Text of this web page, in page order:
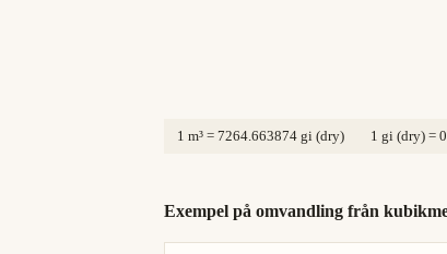
1 m³ = 7264.663874 gi (dry) 1 gi (dry) =
Exempel på omvandling från